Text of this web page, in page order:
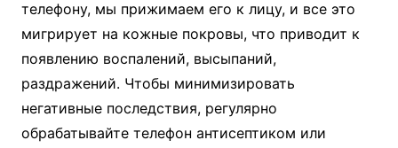
телефону, мы прижимаем его к лицу, и все это
мигрирует на кожные покровы, что приводит к
появлению воспалений, высыпаний,
раздражений. Чтобы минимизировать
негативные последствия, регулярно
обрабатывайте телефон антисептиком или